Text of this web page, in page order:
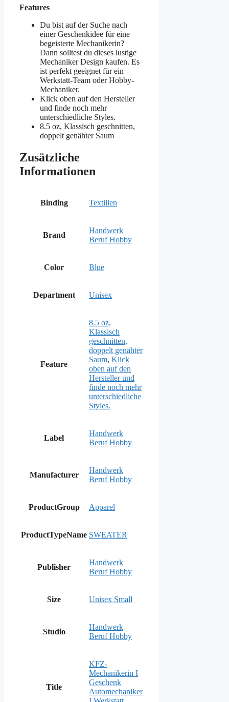
Features
Du bist auf der Suche nach
einer Geschenkidee für eine
begeisterte Mechanikerin?
Dann solltest du dieses lustige
Mechaniker Design kaufen. Es
ist perfekt geeignet für ein
Werkstatt-Team oder Hobby-
Mechaniker.
Klick oben auf den Hersteller
und finde noch mehr
unterschiedliche Styles.
8.5 oz, Klassisch geschnitten,
doppelt genähter Saum
Zusätzliche
Informationen
Binding Textilien
Brand
Handwerk
Beruf Hobby
Color Blue
Department Unisex
Feature
8.5 oz,
Klassisch
geschnitten,
doppelt genähter
Saum, Klick
oben auf den
Hersteller und
finde noch mehr
unterschiedliche
Styles.
Label
Handwerk
Beruf Hobby
Manufacturer
Handwerk
Beruf Hobby
ProductGroup Apparel
ProductTypeName SWEATER
Publisher
Handwerk
Beruf Hobby
Size Unisex Small
Studio
Handwerk
Beruf Hobby
Title
KFZ-
Mechanikerin I
Geschenk
Automechaniker